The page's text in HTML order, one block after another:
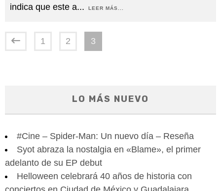
indica que este a... LEER MÁS...
1 2 3
LO MÁS NUEVO
#Cine – Spider-Man: Un nuevo día – Reseña
Syot abraza la nostalgia en «Blame», el primer
adelanto de su EP debut
Helloween celebrará 40 años de historia con